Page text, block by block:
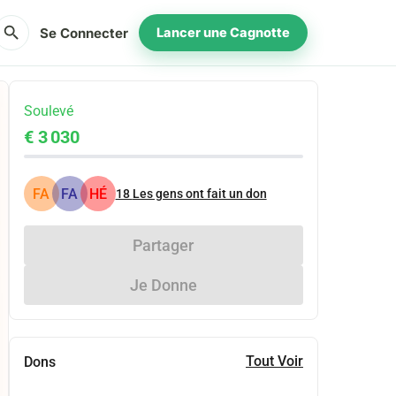
search Se Connecter Lancer une Cagnotte
Soulevé
€ 3 030
FA FA HÉ 18 Les gens ont fait un don
Partager
Je Donne
Dons Tout Voir